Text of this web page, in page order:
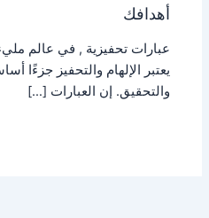
أهدافك
عبارات تحفيزية , في عالم
يعتبر الإلهام والتحفيز جزءًا
والتحقيق. إن العبارات […]